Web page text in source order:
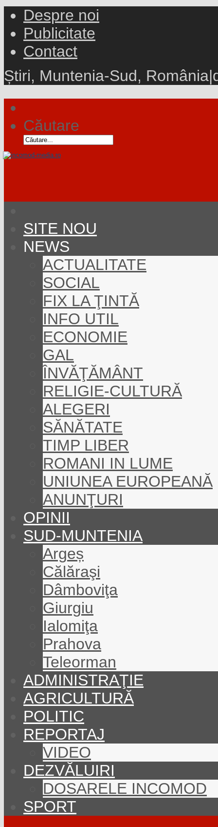
Despre noi
Publicitate
Contact
Știri, Muntenia-Sud, România|
Căutare
SITE NOU
NEWS
ACTUALITATE
SOCIAL
FIX LA ŢINTĂ
INFO UTIL
ECONOMIE
GAL
ÎNVĂŢĂMÂNT
RELIGIE-CULTURĂ
ALEGERI
SĂNĂTATE
TIMP LIBER
ROMANI IN LUME
UNIUNEA EUROPEANĂ
ANUNŢURI
OPINII
SUD-MUNTENIA
Argeș
Călăraşi
Dâmboviţa
Giurgiu
Ialomiţa
Prahova
Teleorman
ADMINISTRAŢIE
AGRICULTURĂ
POLITIC
REPORTAJ
VIDEO
DEZVĂLUIRI
DOSARELE INCOMOD
SPORT